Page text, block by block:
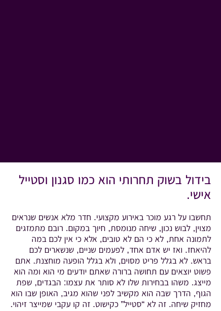
בידול בשוק תחרותי הוא כמו סגנון וסטייל
אישי.
תחשבו על רגע מוכר באירוע מקצועי. חדר מלא אנשים שנראים
מצוין, לבוש נכון, שיחה מנומסת, חיוך במקום. רובם מתמזגים
לתמונה אחת, לא כי הם לא טובים, אלא כי אין לכם במה
להיאחז. ואז יש אדם אחד, לפעמים שניים, שנשארים לכם
בראש. לא בגלל פריט מסוים, ולא בגלל הופעה מוחצנת. אתם
פשוט יוצאים עם תחושה ברורה שאתם יודעים מי הוא ומה הוא
מייצג. משהו בבחירות שלו לא סותר את עצמו: הבגדים, שפת
הגוף, הדרך שבה הוא מקשיב לפני שהוא מגיב, האופן שבו הוא
מחזיק שיחה. זה לא “סטייל” כקישוט. זה קו עקבי שמייצר זיהוי.